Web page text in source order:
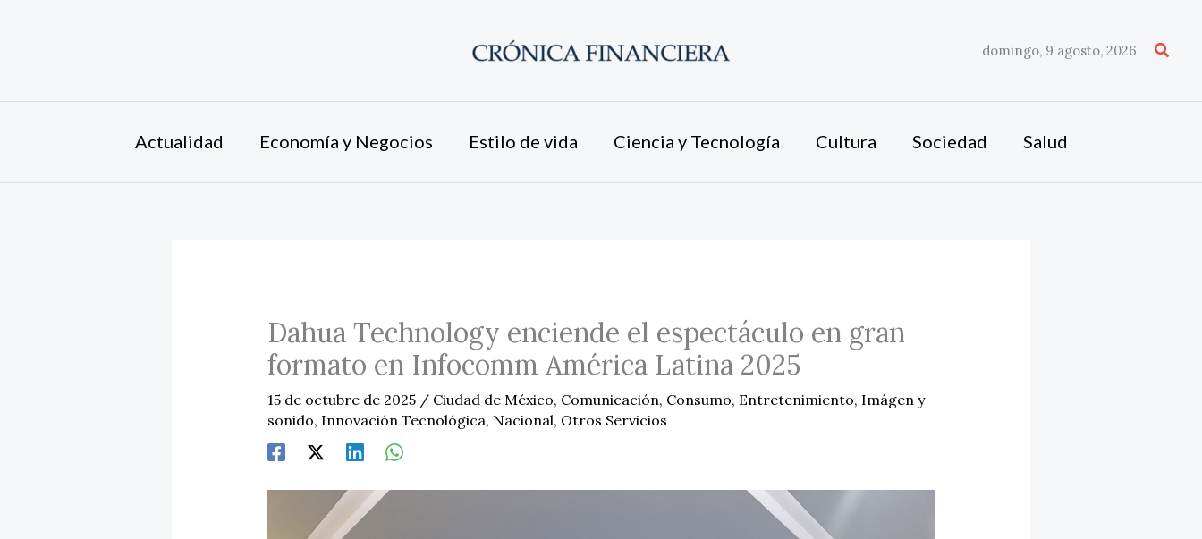
domingo, 9 agosto, 2026
Actualidad Economía y Negocios Estilo de vida Ciencia y Tecnología Cultura Sociedad Salud
Dahua Technology enciende el espectáculo en gran
formato en Infocomm América Latina 2025
15 de octubre de 2025 / Ciudad de México, Comunicación, Consumo, Entretenimiento, Imágen y
sonido, Innovación Tecnológica, Nacional, Otros Servicios